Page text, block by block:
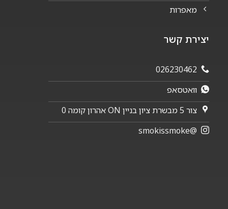
מאפרות
יצירת קשר
026230462
וואטסאפ
צור 5 מבשרת ציון בניין ON אהרון קומה 0
@smokissmoke